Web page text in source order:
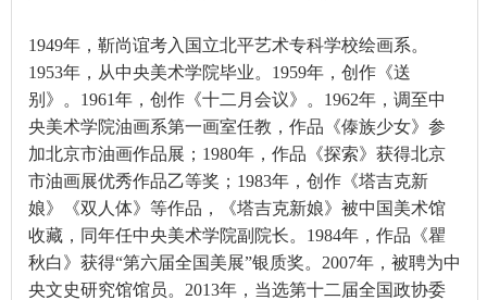
1949年，靳尚谊考入国立北平艺术专科学校绘画系。
1953年，从中央美术学院毕业。1959年，创作《送
别》。1961年，创作《十二月会议》。1962年，调至中
央美术学院油画系第一画室任教，作品《傣族少女》参
加北京市油画作品展；1980年，作品《探索》获得北京
市油画展优秀作品乙等奖；1983年，创作《塔吉克新
娘》《双人体》等作品，《塔吉克新娘》被中国美术馆
收藏，同年任中央美术学院副院长。1984年，作品《瞿
秋白》获得“第六届全国美展”银质奖。2007年，被聘为中
央文史研究馆馆员。2013年，当选第十二届全国政协委